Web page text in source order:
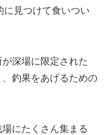
に見つけて食いつい
深場に限定された
釣果をあげるための
にたくさん集まる